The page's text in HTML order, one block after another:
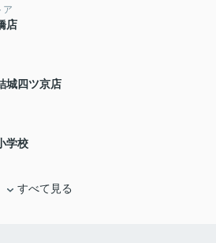
ア
店
城四ツ京店
学校
すべて見る